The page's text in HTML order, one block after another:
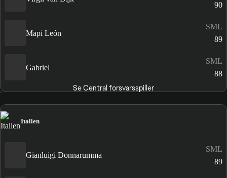
90
Mapi León
SML
89
Gabriel
SML
88
Se Central forsvarsspiller
Italien
Gianluigi Donnarumma
SML
89